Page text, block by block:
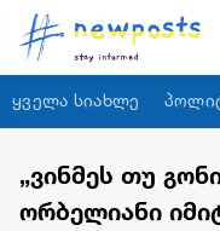
ყველა სიახლე
„ვინმეს თუ
ორბელიანი